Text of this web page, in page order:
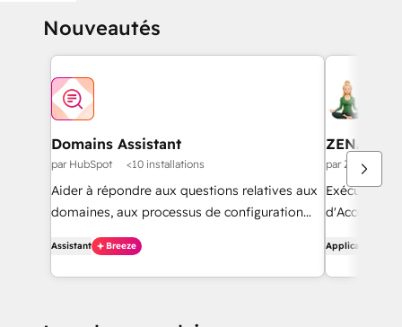
Nouveautés
Domains Assistant
par HubSpot <10 installations
Aider à répondre aux questions relatives aux
domaines, aux processus de configuration
des domaines et au diagnostic des
problèmes liés aux domaines.
Assistant Breeze
ZENABM
par ZenABM
Exécutez
d'Account
LinkedIn,
de pipeline
Application